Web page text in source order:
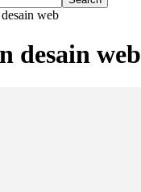
web
desain web